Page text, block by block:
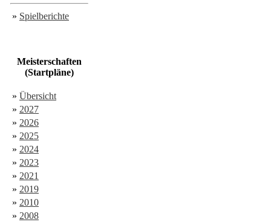
» Spielberichte
Meisterschaften
(Startpläne)
» Übersicht
» 2027
» 2026
» 2025
» 2024
» 2023
» 2021
» 2019
» 2010
» 2008